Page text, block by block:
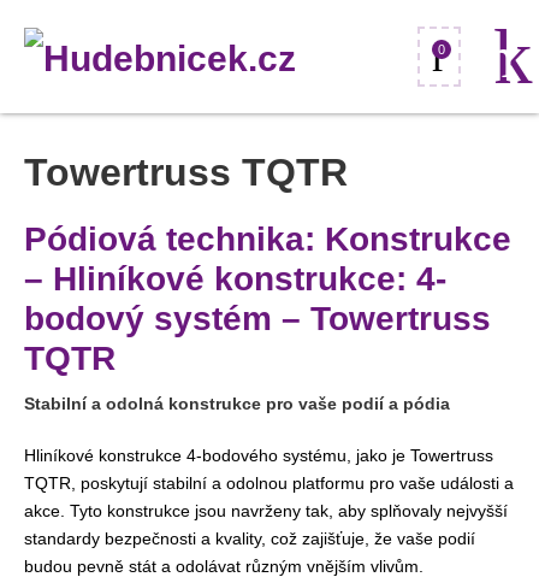
0
Towertruss TQTR
Pódiová technika: Konstrukce
– Hliníkové konstrukce: 4-
bodový systém – Towertruss
TQTR
Stabilní a odolná konstrukce pro vaše podií a pódia
Hliníkové konstrukce 4-bodového systému, jako je Towertruss
TQTR, poskytují stabilní a odolnou platformu pro vaše události a
akce. Tyto konstrukce jsou navrženy tak, aby splňovaly nejvyšší
standardy bezpečnosti a kvality, což zajišťuje, že vaše podií
budou pevně stát a odolávat různým vnějším vlivům.